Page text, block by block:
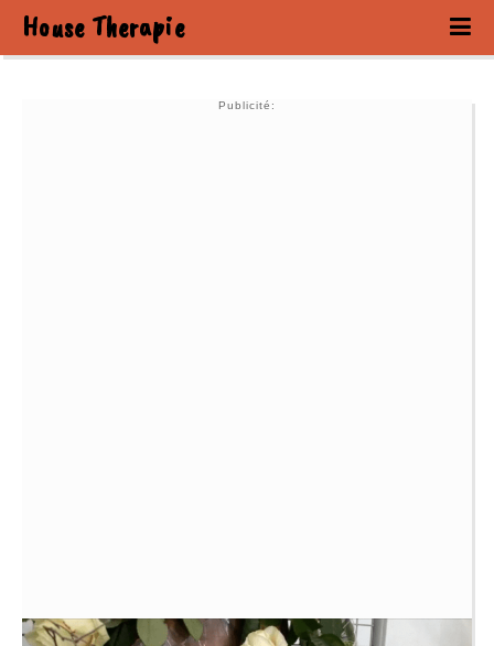
House Therapie
Publicité: